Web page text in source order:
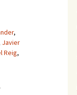
,
Javier
Reig,